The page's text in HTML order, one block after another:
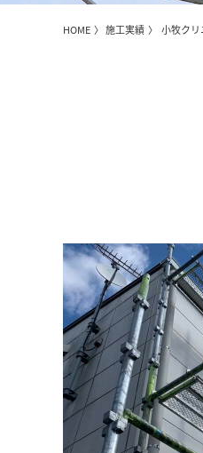
HOME 〉 施工実績 〉 小牧クリ